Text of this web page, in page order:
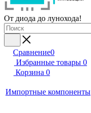
От диода до лунохода!
Сравнение0
Избранные товары 0
Корзина 0
Импортные компоненты